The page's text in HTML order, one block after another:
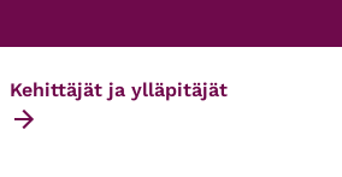
Kehittäjät ja ylläpitäjät